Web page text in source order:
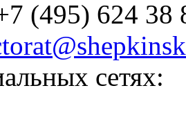
(495) 624 38
сетях: